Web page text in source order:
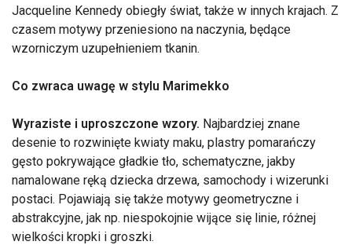
Jacqueline Kennedy obiegły świat, także w innych krajach. Z
czasem motywy przeniesiono na naczynia, będące
wzorniczym uzupełnieniem tkanin.
Co zwraca uwagę w stylu Marimekko
Wyraziste i uproszczone wzory. Najbardziej znane
desenie to rozwinięte kwiaty maku, plastry pomarańczy
gęsto pokrywające gładkie tło, schematyczne, jakby
namalowane ręką dziecka drzewa, samochody i wizerunki
postaci. Pojawiają się także motywy geometryczne i
abstrakcyjne, jak np. niespokojnie wijące się linie, różnej
wielkości kropki i groszki.